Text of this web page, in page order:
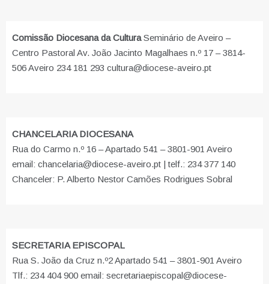
Comissão Diocesana da CulturaSeminário de Aveiro –
Centro Pastoral Av. João Jacinto Magalhaes n.º 17 – 3814-
506 Aveiro 234 181 293 cultura@diocese-aveiro.pt
CHANCELARIA DIOCESANA
Rua do Carmo n.º 16 – Apartado 541 – 3801-901 Aveiro
email: chancelaria@diocese-aveiro.pt | telf.: 234 377 140
Chanceler: P. Alberto Nestor Camões Rodrigues Sobral
SECRETARIA EPISCOPAL
Rua S. João da Cruz n.º2 Apartado 541 – 3801-901 Aveiro
Tlf.: 234 404 900 email: secretariaepiscopal@diocese-